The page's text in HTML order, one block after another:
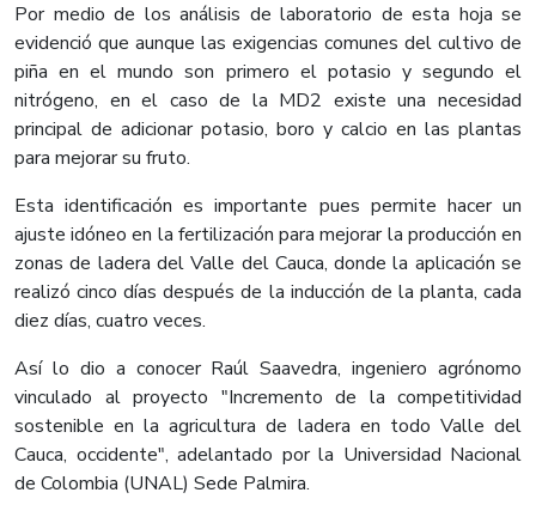
Por medio de los análisis de laboratorio de esta hoja se
evidenció que aunque las exigencias comunes del cultivo de
piña en el mundo son primero el potasio y segundo el
nitrógeno, en el caso de la MD2 existe una necesidad
principal de adicionar potasio, boro y calcio en las plantas
para mejorar su fruto.
Esta identificación es importante pues permite hacer un
ajuste idóneo en la fertilización para mejorar la producción en
zonas de ladera del Valle del Cauca, donde la aplicación se
realizó cinco días después de la inducción de la planta, cada
diez días, cuatro veces.
Así lo dio a conocer Raúl Saavedra, ingeniero agrónomo
vinculado al proyecto "Incremento de la competitividad
sostenible en la agricultura de ladera en todo Valle del
Cauca, occidente", adelantado por la Universidad Nacional
de Colombia (UNAL) Sede Palmira.